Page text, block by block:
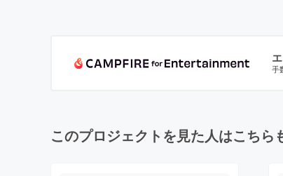
手
このプロジェクトを見た人はこちら